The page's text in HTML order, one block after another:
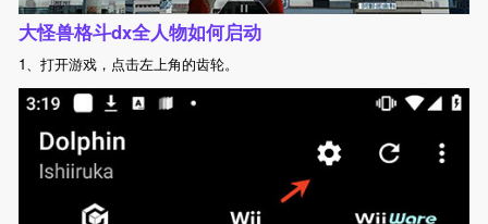
大怪兽格斗dx全人物如何启动
1、打开游戏，点击左上角的齿轮。